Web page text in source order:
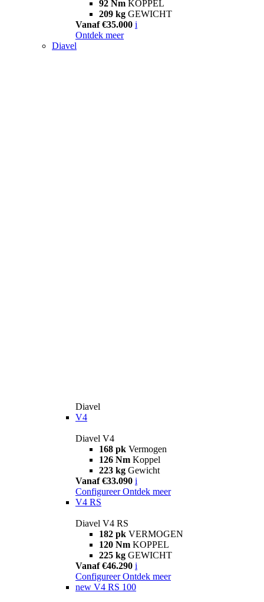
92 Nm KOPPEL
209 kg GEWICHT
Vanaf €35.000 i
Ontdek meer
Diavel
Diavel
V4
Diavel V4
168 pk Vermogen
126 Nm Koppel
223 kg Gewicht
Vanaf €33.090 i
Configureer Ontdek meer
V4 RS
Diavel V4 RS
182 pk VERMOGEN
120 Nm KOPPEL
225 kg GEWICHT
Vanaf €46.290 i
Configureer Ontdek meer
new V4 RS 100